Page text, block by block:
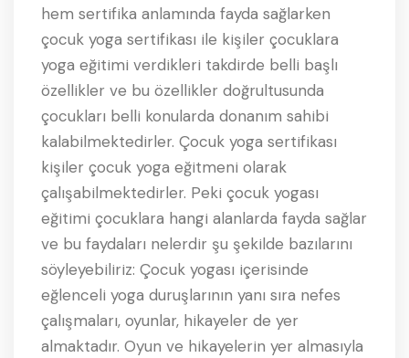
hem sertifika anlamında fayda sağlarken
çocuk yoga sertifikası ile kişiler çocuklara
yoga eğitimi verdikleri takdirde belli başlı
özellikler ve bu özellikler doğrultusunda
çocukları belli konularda donanım sahibi
kalabilmektedirler. Çocuk yoga sertifikası
kişiler çocuk yoga eğitmeni olarak
çalışabilmektedirler. Peki çocuk yogası
eğitimi çocuklara hangi alanlarda fayda sağlar
ve bu faydaları nelerdir şu şekilde bazılarını
söyleyebiliriz: Çocuk yogası içerisinde
eğlenceli yoga duruşlarının yanı sıra nefes
çalışmaları, oyunlar, hikayeler de yer
almaktadır. Oyun ve hikayelerin yer almasıyla